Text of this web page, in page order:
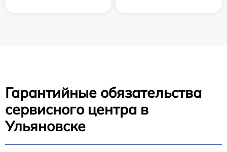
Гарантийные обязательства
сервисного центра в
Ульяновске